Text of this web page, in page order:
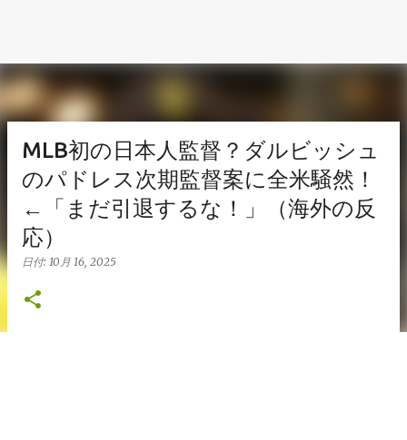
MLB初の日本人監督？ダルビッシュ
のパドレス次期監督案に全米騒然！
←「まだ引退するな！」（海外の反
応）
日付: 10月 16, 2025